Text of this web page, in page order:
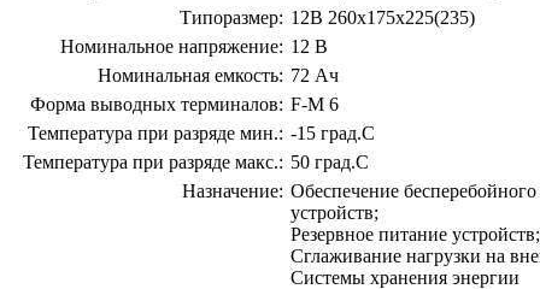
Типоразмер: 12В 260х175х225(235)
Номинальное напряжение: 12 В
Номинальная емкость: 72 Ач
Форма выводных терминалов: F-M 6
Температура при разряде мин.: -15 град.С
Температура при разряде макс.: 50 град.С
Назначение: Обеспечение
устройств;
Резервное питание устройств;
Сглаживание нагрузки на
Системы хранения энергии